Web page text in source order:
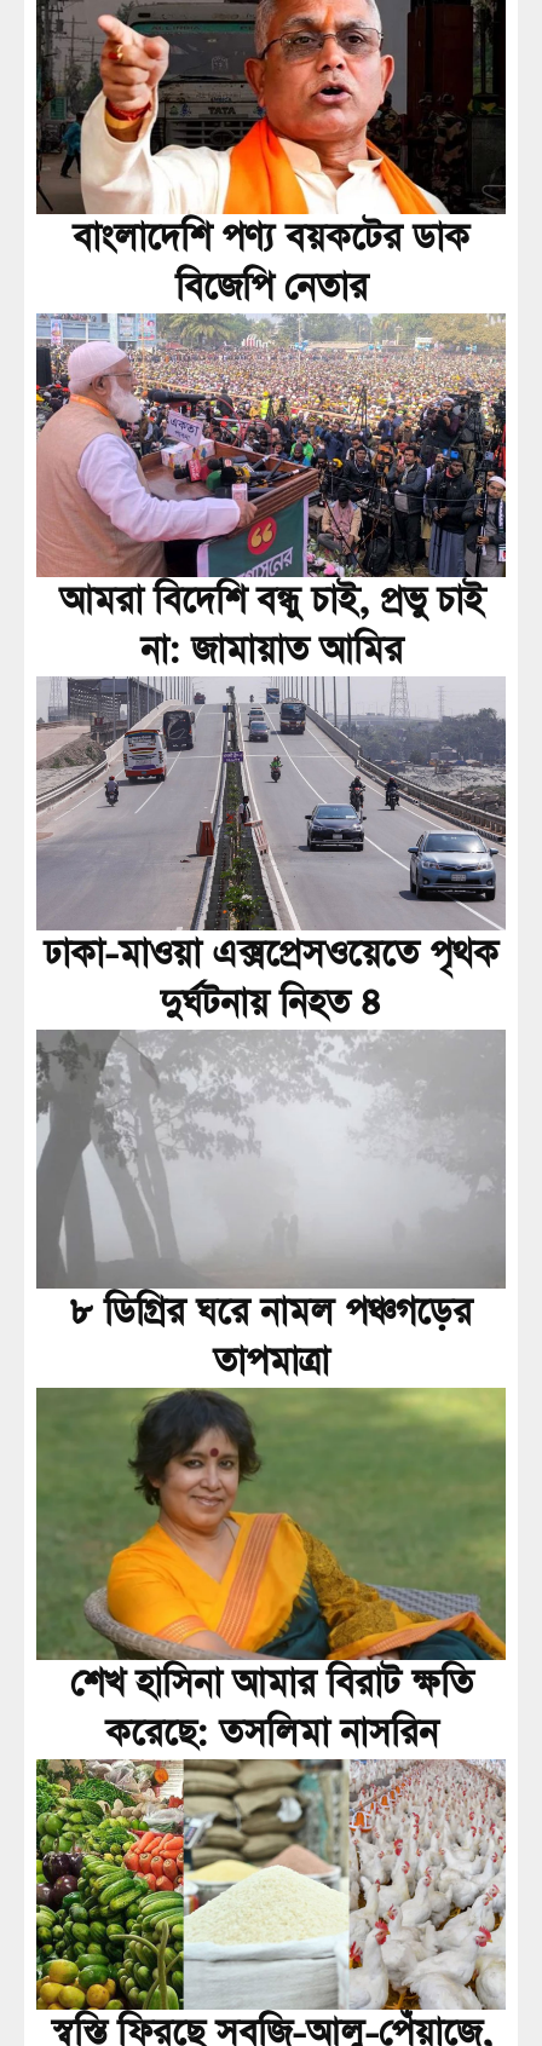
বাংলাদেশি পণ্য বয়কটের ডাক
বিজেপি নেতার
আমরা বিদেশি বন্ধু চাই, প্রভু চাই
না: জামায়াত আমির
ঢাকা-মাওয়া এক্সপ্রেসওয়েতে পৃথক
দুর্ঘটনায় নিহত ৪
৮ ডিগ্রির ঘরে নামল পঞ্চগড়ের
তাপমাত্রা
শেখ হাসিনা আমার বিরাট ক্ষতি
করেছে: তসলিমা নাসরিন
স্বস্তি ফিরছে সবজি-আলু-পেঁয়াজে,